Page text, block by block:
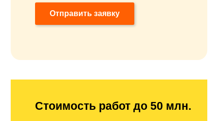
Отправить заявку
Стоимость работ до 50 млн.